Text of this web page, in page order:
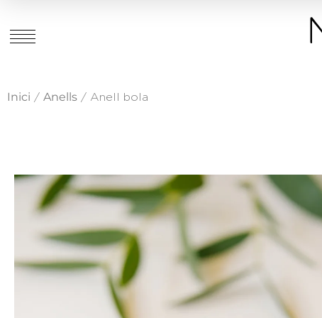
Inici / Anells / Anell bola